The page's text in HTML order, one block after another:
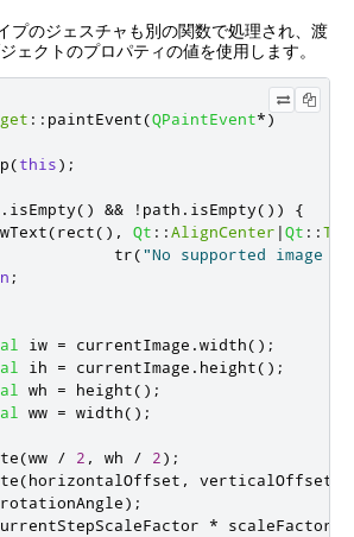
プのジェスチャも別の関数で処理され、渡
ェクトのプロパティの値を使用します。
:: paintEvent(QPaintEvent*)
p(this);
. isEmpty() && ! path . isEmpty())
{
(rect() , Qt ::AlignCenter |Qt ::
tr
("No supported image
;
iw = currentImage .width();
ih = currentImage . height();
wh = height();
ww = width();
(ww / 2 , wh / 2);
(horizontalOffset , verticalOffset
rotationAngle);
* scaleFactor